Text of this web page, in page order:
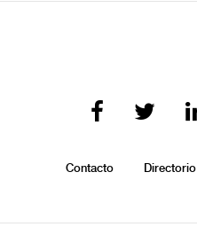
Contacto Directorio